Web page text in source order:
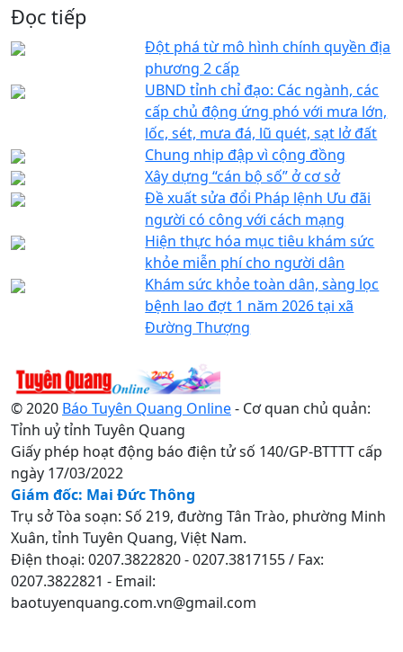
Đọc tiếp
Đột phá từ mô hình chính quyền địa
phương 2 cấp
UBND tỉnh chỉ đạo: Các ngành, các
cấp chủ động ứng phó với mưa lớn,
lốc, sét, mưa đá, lũ quét, sạt lở đất
Chung nhịp đập vì cộng đồng
Xây dựng “cán bộ số” ở cơ sở
Đề xuất sửa đổi Pháp lệnh Ưu đãi
người có công với cách mạng
Hiện thực hóa mục tiêu khám sức
khỏe miễn phí cho người dân
Khám sức khỏe toàn dân, sàng lọc
bệnh lao đợt 1 năm 2026 tại xã
Đường Thượng
© 2020 Báo Tuyên Quang Online- Cơ quan chủ quản:
Tỉnh uỷ tỉnh Tuyên Quang
Giấy phép hoạt động báo điện tử số 140/GP-BTTTT cấp
ngày 17/03/2022
Giám đốc: Mai Đức Thông
Trụ sở Tòa soạn: Số 219, đường Tân Trào, phường Minh
Xuân, tỉnh Tuyên Quang, Việt Nam.
Điện thoại: 0207.3822820 - 0207.3817155 / Fax:
0207.3822821 - Email:
baotuyenquang.com.vn@gmail.com